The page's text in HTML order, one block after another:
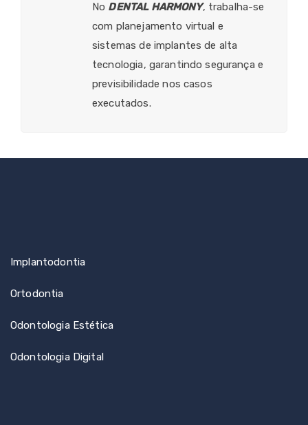
No DENTAL HARMONY, trabalha-se
com planejamento virtual e
sistemas de implantes de alta
tecnologia, garantindo segurança e
previsibilidade nos casos
executados.
Implantodontia
Ortodontia
Odontologia Estética
Odontologia Digital